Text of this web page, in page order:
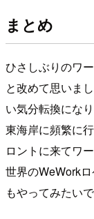
まとめ
ひさしぶりのワ
と改めて思いま
い気分転換にな
東海岸に頻繁に
ロントに来てワ
世界のWeWork
もやってみたい